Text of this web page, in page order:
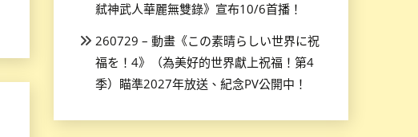
弒神武人華麗無雙錄》宣布10/6首播！
260729 – 動畫《この素晴らしい世界に祝
福を！4》（為美好的世界獻上祝福！第4
季）瞄準2027年放送、紀念PV公開中！